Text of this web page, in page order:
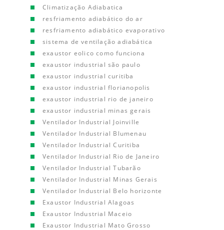
Climatização Adiabatica
resfriamento adiabático do ar
resfriamento adiabático evaporativo
sistema de ventilação adiabática
exaustor eolico como funciona
exaustor industrial são paulo
exaustor industrial curitiba
exaustor industrial florianopolis
exaustor industrial rio de janeiro
exaustor industrial minas gerais
Ventilador Industrial Joinville
Ventilador Industrial Blumenau
Ventilador Industrial Curitiba
Ventilador Industrial Rio de Janeiro
Ventilador Industrial Tubarão
Ventilador Industrial Minas Gerais
Ventilador Industrial Belo horizonte
Exaustor Industrial Alagoas
Exaustor Industrial Maceio
Exaustor Industrial Mato Grosso